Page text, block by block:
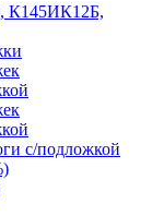
К145ИК12Б,
с/подложкой